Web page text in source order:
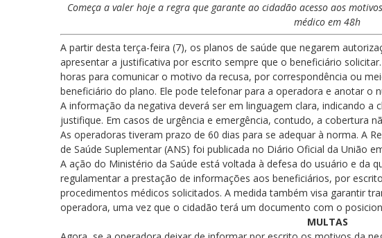
Começa a valer hoje a regra que garante ao cidadão acesso aos
médico em 48h
A partir desta terça-feira (7), os planos de saúde que negarem
apresentar a justificativa por escrito sempre que o beneficiário
horas para comunicar o motivo da recusa, por correspondência ou
beneficiário do plano. Ele pode telefonar para a operadora e anotar o
A informação da negativa deverá ser em linguagem clara, indicando a
justifique. Em casos de urgência e emergência, contudo, a cobertura
As operadoras tiveram prazo de 60 dias para se adequar à norma. A
de Saúde Suplementar (ANS) foi publicada no Diário Oficial da União
A ação do Ministério da Saúde está voltada à defesa do usuário e da
regulamentar a prestação de informações aos beneficiários, por
procedimentos médicos solicitados. A medida também visa garantir
operadora, uma vez que o cidadão terá um documento com o
MULTAS